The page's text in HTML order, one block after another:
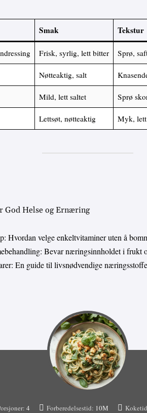
Smak Tekstur
Frisk, syrlig, lett bitter Sprø,
Nøtteaktig, salt
Mild, lett saltet Sprø
Lettsøt, nøtteaktig Myk,
Helse og Ernæring
Hvordan velge enkeltvitaminer uten å
Bevar næringsinnholdet i frukt
En guide til livsnødvendige
4 Forberedelsestid: 10М